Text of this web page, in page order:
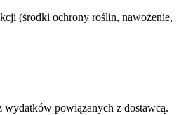
(środki ochrony roślin, nawożenie,
wydatków powiązanych z dostawcą.